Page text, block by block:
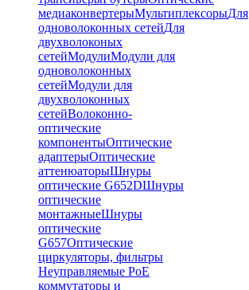
медиаконвертерыМультиплексорыДля
одноволоконных сетейДля
двухволоконых
сетейМодулиМодули для
одноволоконных
сетейМодули для
двухволоконных
сетейВолоконно-
оптические
компонентыОптические
адаптерыОптические
аттенюаторыШнуры
оптические G652DШнуры
оптические
монтажныеШнуры
оптические
G657Оптические
циркуляторы, фильтры
Неуправляемые PoE
коммутаторы и